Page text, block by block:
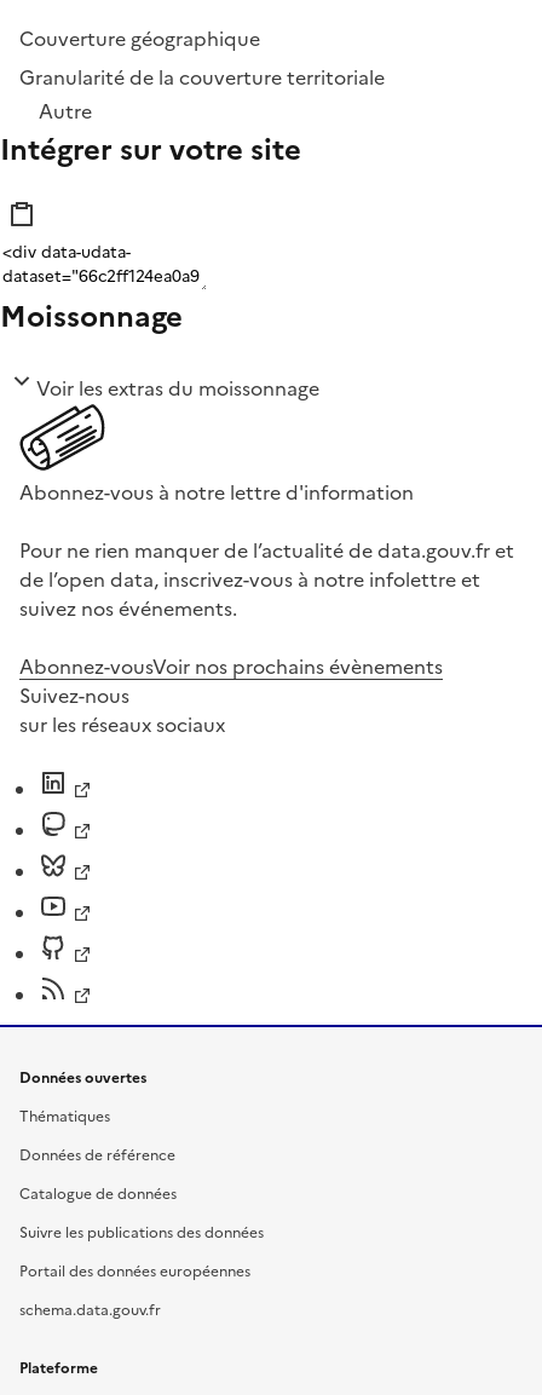
Couverture géographique
Granularité de la couverture territoriale
Autre
Intégrer sur votre site
Moissonnage
Voir les extras du moissonnage
Abonnez-vous à notre lettre d'information
Pour ne rien manquer de l’actualité de data.gouv.fr et
de l’open data, inscrivez-vous à notre infolettre et
suivez nos événements.
Abonnez-vousVoir nos prochains évènements
Suivez-nous
sur les réseaux sociaux
Données ouvertes
Thématiques
Données de référence
Catalogue de données
Suivre les publications des données
Portail des données européennes
schema.data.gouv.fr
Plateforme